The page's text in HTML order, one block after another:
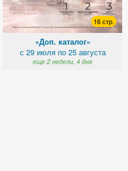
16 стр.
«Доп. каталог»
с 29 июля по 25 августа
еще 2 недели, 4 дня